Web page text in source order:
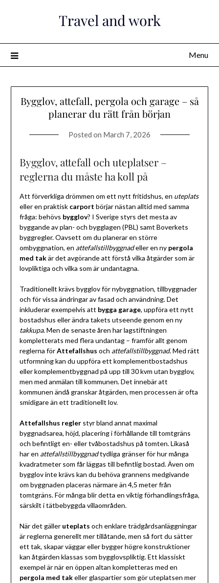
Travel and work
Menu
Bygglov, attefall, pergola och garage – så
planerar du rätt från början
Posted on March 7, 2026
Bygglov, attefall och uteplatser –
reglerna du måste ha koll på
Att förverkliga drömmen om ett nytt fritidshus, en uteplats
eller en praktisk carport börjar nästan alltid med samma
fråga: behövs bygglov? I Sverige styrs det mesta av
byggande av plan- och bygglagen (PBL) samt Boverkets
byggregler. Oavsett om du planerar en större
ombyggnation, en attefallstillbyggnadeller en ny pergola
med takär det avgörande att förstå vilka åtgärder som är
lovpliktiga och vilka som är undantagna.
Traditionellt krävs bygglov för nybyggnation, tillbyggnader
och för vissa ändringar av fasad och användning. Det
inkluderar exempelvis att bygga garage, uppföra ett nytt
bostadshus eller ändra takets utseende genom en ny
takkupa. Men de senaste åren har lagstiftningen
kompletterats med flera undantag – framför allt genom
reglerna förAttefallshus och attefallstillbyggnad. Med rätt
utformning kan du uppföra ett komplementbostadshus
eller komplementbyggnad på upp till 30 kvm utan bygglov,
men med anmälan till kommunen. Det innebär att
kommunen ändå granskar åtgärden, men processen är ofta
smidigare än ett traditionellt lov.
Attefallshus reglerstyr bland annat maximal
byggnadsarea, höjd, placering i förhållande till tomtgräns
och befintligt en- eller tvåbostadshus på tomten. Likaså
har en attefallstillbyggnadtydliga gränser för hur många
kvadratmeter som får läggas till befintlig bostad. Även om
bygglov inte krävs kan du behöva grannens medgivande
om byggnaden placeras närmare än 4,5 meter från
tomtgräns. För många blir detta en viktig förhandlingsfråga,
särskilt i tätbebyggda villaområden.
När det gäller uteplats och enklare trädgårdsanläggningar
är reglerna generellt mer tillåtande, men så fort du sätter
ett tak, skapar väggar eller bygger högre konstruktioner
kan åtgärden klassas som bygglovspliktig. Ett klassiskt
exempel är när en öppen altan kompletteras med en
pergola med takeller glaspartier som gör uteplatsen mer